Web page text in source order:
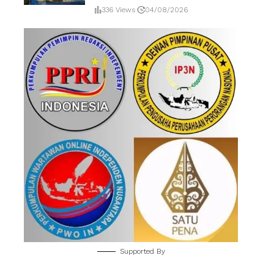
336 Views 04/08/2026
Supported By